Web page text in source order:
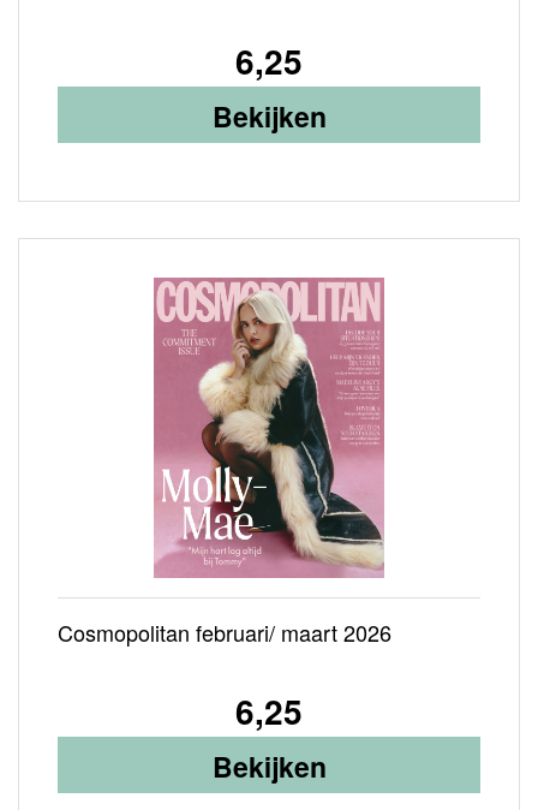
6,25
Bekijken
Cosmopolitan februari/ maart 2026
6,25
Bekijken